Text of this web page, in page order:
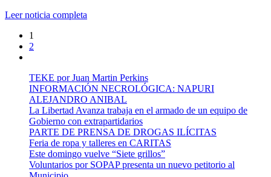
Leer noticia completa
1
2
TEKE por Juan Martin Perkins
INFORMACIÓN NECROLÓGICA: NAPURI
ALEJANDRO ANIBAL
La Libertad Avanza trabaja en el armado de un equipo de
Gobierno con extrapartidarios
PARTE DE PRENSA DE DROGAS ILÍCITAS
Feria de ropa y talleres en CARITAS
Este domingo vuelve “Siete grillos”
Voluntarios por SOPAP presenta un nuevo petitorio al